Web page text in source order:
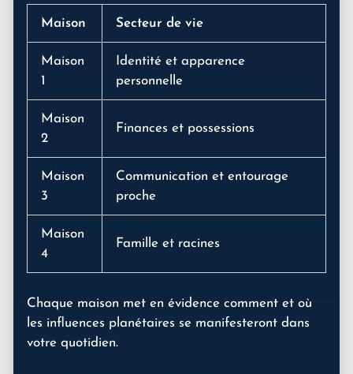
Maison Secteur de vie
Maison
1
Identité et apparence
personnelle
Maison
2
Finances et possessions
Maison
3
Communication et entourage
proche
Maison
4
Famille et racines
Chaque maison met en évidence comment et où
les influences planétaires se manifesteront dans
votre quotidien.